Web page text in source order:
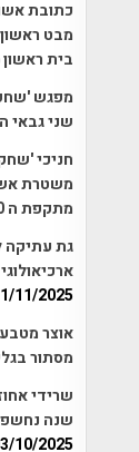
כתובת
מבט
בית ראשון
מפגש
שני גבאי
חניכי
משטרת
מתקפת ה 7/10
גת עתיקה
11/2025
אוצר
מסתור
שנה
10/2025